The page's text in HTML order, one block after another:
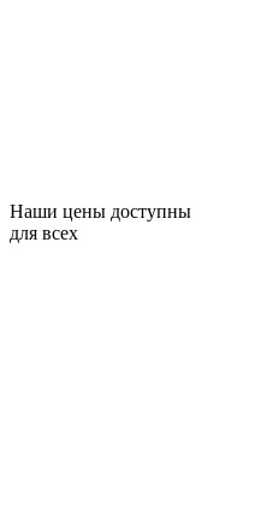
Наши цены доступны
для всех